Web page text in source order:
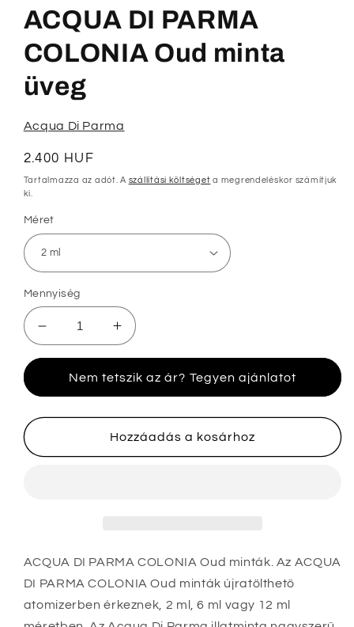
megnyitása
a
modális
párbeszédpanelen
ACQUA DI PARMA
COLONIA Oud minta
üveg
Acqua Di Parma
Normál
ár
2.400 HUF
Tartalmazza az adót. A szállítási költséget a megrendeléskor számítjuk
ki.
Méret
Mennyiség
ACQUA
DI
COLONIA
minta
mennyiségének
ACQUA
DI
COLONIA
minta
üveg
mennyiségének
Nem tetszik az ár? Tegyen ajánlatot
Hozzáadás a kosárhoz
ACQUA DI PARMA COLONIA Oud minták. Az ACQUA
DI PARMA COLONIA Oud minták újratölthető
atomizerben érkeznek, 2 ml, 6 ml vagy 12 ml